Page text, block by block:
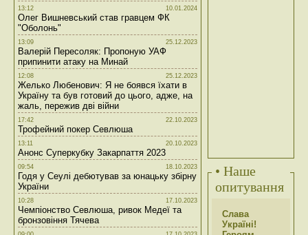
13:12 10.01.2024
Олег Вишневський став гравцем ФК
"Оболонь"
13:09 25.12.2023
Валерій Пересоляк: Пропоную УАФ
припинити атаку на Минай
12:08 25.12.2023
Желько Любенович: Я не боявся їхати в
Україну та був готовий до цього, адже, на
жаль, пережив дві війни
17:42 22.10.2023
Трофейний покер Севлюша
13:11 20.10.2023
Анонс Суперкубку Закарпаття 2023
09:54 18.10.2023
Годя у Сеулі дебютував за юнацьку збірну
України
10:28 17.10.2023
Чемпіонство Севлюша, ривок Медеї та
бронзовіння Тячева
• Наше
опитування
Слава
Україні!